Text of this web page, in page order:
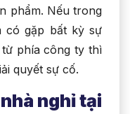
phẩm. Nếu trong
có gặp bất kỳ sự
phía công ty thì
quyết sự cố.
nghỉ tại